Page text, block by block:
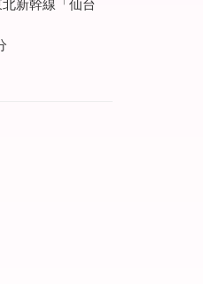
新幹線「仙台